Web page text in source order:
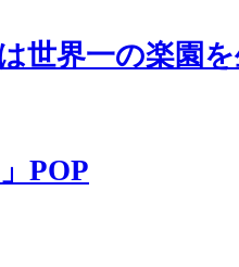
世界一の楽園
POP